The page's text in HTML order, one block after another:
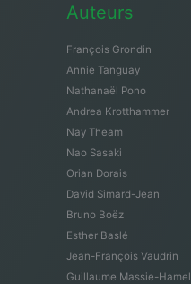
Auteurs
François Grondin
Annie Tanguay
Nathanaël Pono
Andrea Krotthammer
Nay Theam
Nao Sasaki
Orian Dorais
David Simard-Jean
Bruno Boëz
Esther Baslé
Jean-François Vaudrin
Guillaume Massie-Hamel